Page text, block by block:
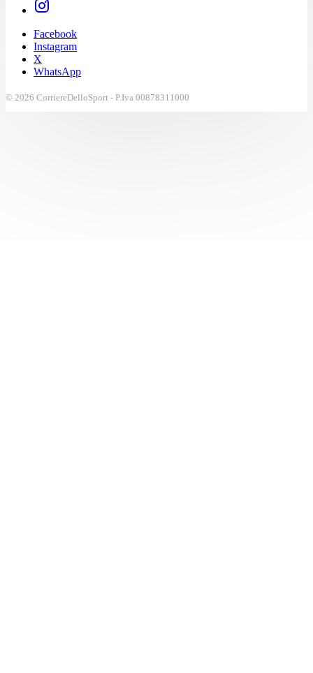
Facebook
Instagram
X
WhatsApp
© 2026 CorriereDelloSport - P.Iva 00878311000